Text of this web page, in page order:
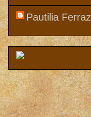
Pautilia Ferraz